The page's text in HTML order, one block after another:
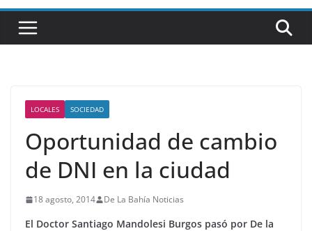
LOCALES SOCIEDAD
Oportunidad de cambio
de DNI en la ciudad
18 agosto, 2014 De La Bahía Noticias
El Doctor Santiago Mandolesi Burgos pasó por De la